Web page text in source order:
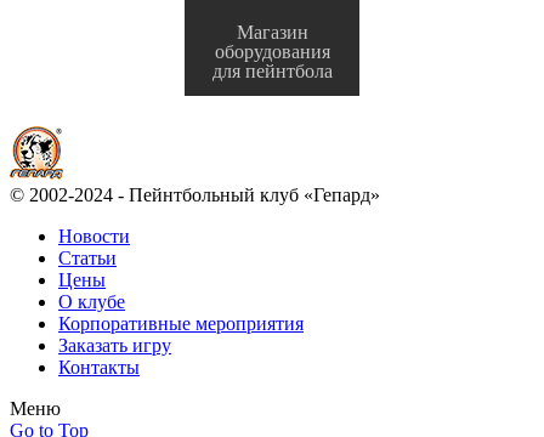
Магазин
оборудования
для пейнтбола
© 2002-2024 - Пейнтбольный клуб «Гепард»
Новости
Статьи
Цены
О клубе
Корпоративные мероприятия
Заказать игру
Контакты
Меню
Go to Top